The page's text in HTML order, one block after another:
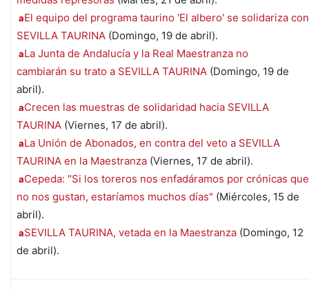
aEl equipo del programa taurino 'El albero' se solidariza con
SEVILLA TAURINA (Domingo, 19 de abril).
aLa Junta de Andalucía y la Real Maestranza no
cambiarán su trato a SEVILLA TAURINA (Domingo, 19 de
abril).
aCrecen las muestras de solidaridad hacia SEVILLA
TAURINA (Viernes, 17 de abril).
aLa Unión de Abonados, en contra del veto a SEVILLA
TAURINA en la Maestranza (Viernes, 17 de abril).
aCepeda: "Si los toreros nos enfadáramos por crónicas que
no nos gustan, estaríamos muchos días" (Miércoles, 15 de
abril).
aSEVILLA TAURINA, vetada en la Maestranza (Domingo, 12
de abril).